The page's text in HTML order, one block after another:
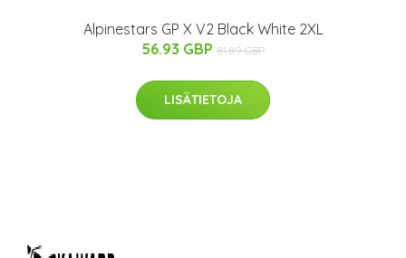
Alpinestars GP X V2 Black White 2XL
56.93 GBP 81.89 GBP
LISÄTIETOJA